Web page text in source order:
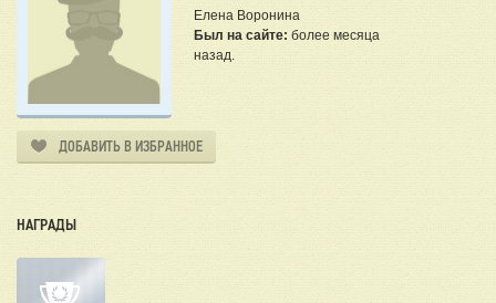
Елена Воронина
Был на сайте: более месяца
назад.
ДОБАВИТЬ В ИЗБРАННОЕ
НАГРАДЫ